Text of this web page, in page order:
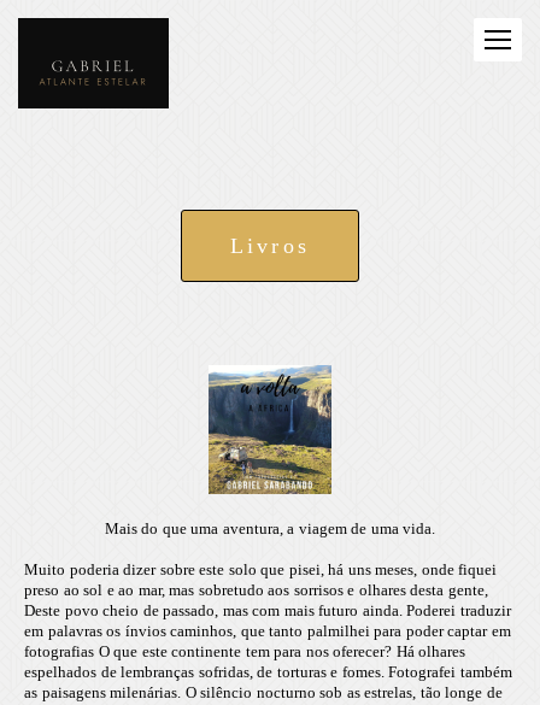
Livros
Mais do que uma aventura, a viagem de uma vida.
Muito poderia dizer sobre este solo que pisei, há uns meses, onde fiquei
preso ao sol e ao mar, mas sobretudo aos sorrisos e olhares desta gente,
Deste povo cheio de passado, mas com mais futuro ainda. Poderei traduzir
em palavras os ínvios caminhos, que tanto palmilhei para poder captar em
fotografias O que este continente tem para nos oferecer? Há olhares
espelhados de lembranças sofridas, de torturas e fomes. Fotografei também
as paisagens milenárias. O silêncio nocturno sob as estrelas, tão longe de